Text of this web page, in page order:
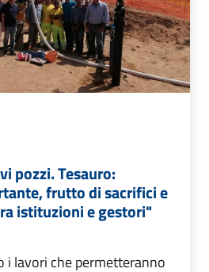
pozzi. Tesauro:
frutto di sacrifici e
istituzioni e gestori"
i lavori che permetteranno